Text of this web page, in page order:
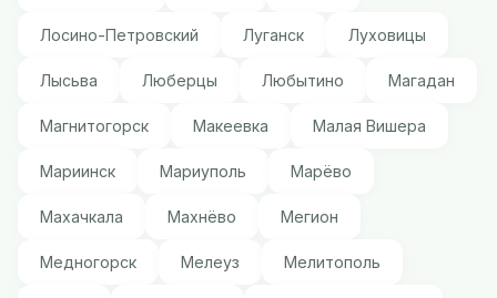
Лосино-Петровский Луганск Луховицы
Лысьва Люберцы Любытино Магадан
Магнитогорск Макеевка Малая Вишера
Мариинск Мариуполь Марёво
Махачкала Махнёво Мегион
Медногорск Мелеуз Мелитополь